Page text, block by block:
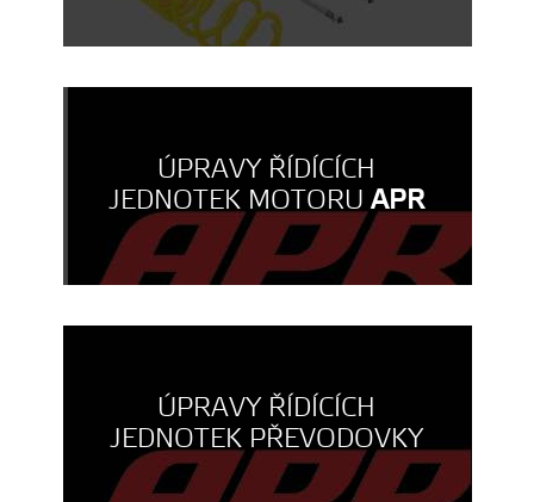
ÚPRAVY ŘÍDÍCÍCH
JEDNOTEK MOTORUAPR
ÚPRAVY ŘÍDÍCÍCH
JEDNOTEK PŘEVODOVKY